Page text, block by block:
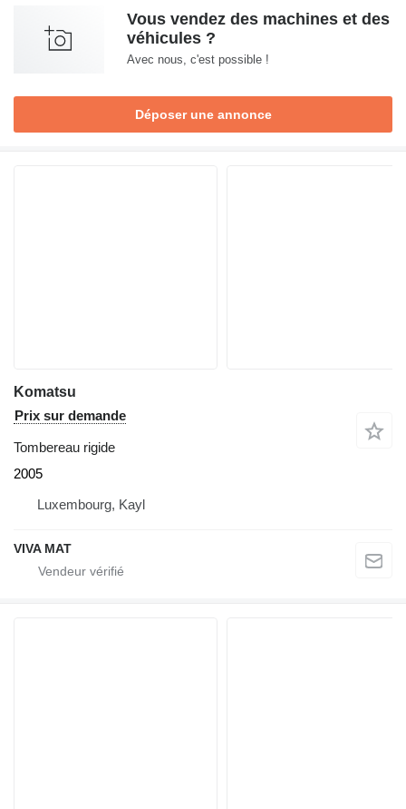
Vous vendez des machines et des
véhicules ?
Avec nous, c'est possible !
Déposer une annonce
Komatsu
Prix sur demande
Tombereau rigide
2005
Luxembourg, Kayl
VIVA MAT